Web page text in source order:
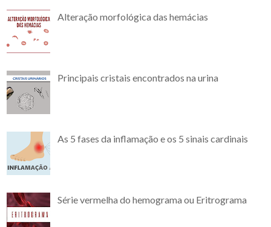
Alteração morfológica das hemácias
Principais cristais encontrados na urina
As 5 fases da inflamação e os 5 sinais cardinais
Série vermelha do hemograma ou Eritrograma